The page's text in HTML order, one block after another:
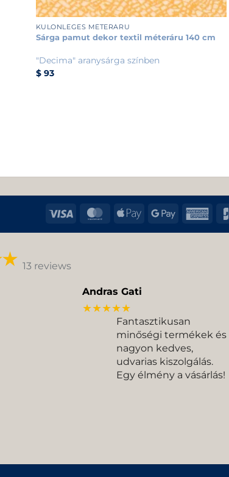
+
KÜLÖNLEGES MÉTERÁRU
Sárga pamut dekor textil méteráru 140 cm
"Decima" aranysárga színben
$93
Visa MasterCard
Apple Google
13 reviews
Andras Gati
★★★★★
Fantasztikusan
minőségi termékek és
nagyon kedves,
udvarias kiszolgálás.
Egy élmény a vásárlás!